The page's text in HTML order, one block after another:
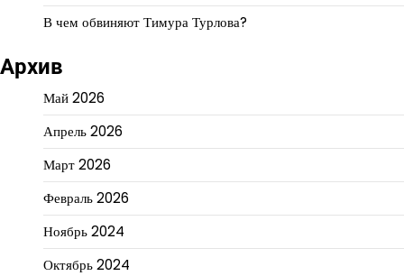
В чем обвиняют Тимура Турлова?
Архив
Май 2026
Апрель 2026
Март 2026
Февраль 2026
Ноябрь 2024
Октябрь 2024